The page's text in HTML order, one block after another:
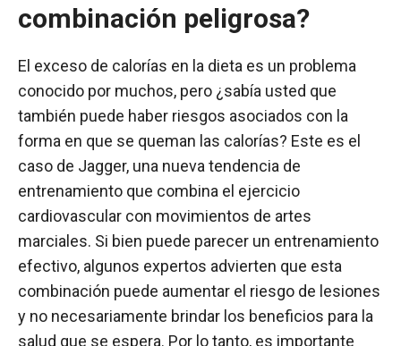
combinación peligrosa?
El exceso de calorías en la dieta es un problema
conocido por muchos, pero ¿sabía usted que
también puede haber riesgos asociados con la
forma en que se queman las calorías? Este es el
caso de Jagger, una nueva tendencia de
entrenamiento que combina el ejercicio
cardiovascular con movimientos de artes
marciales. Si bien puede parecer un entrenamiento
efectivo, algunos expertos advierten que esta
combinación puede aumentar el riesgo de lesiones
y no necesariamente brindar los beneficios para la
salud que se espera. Por lo tanto, es importante